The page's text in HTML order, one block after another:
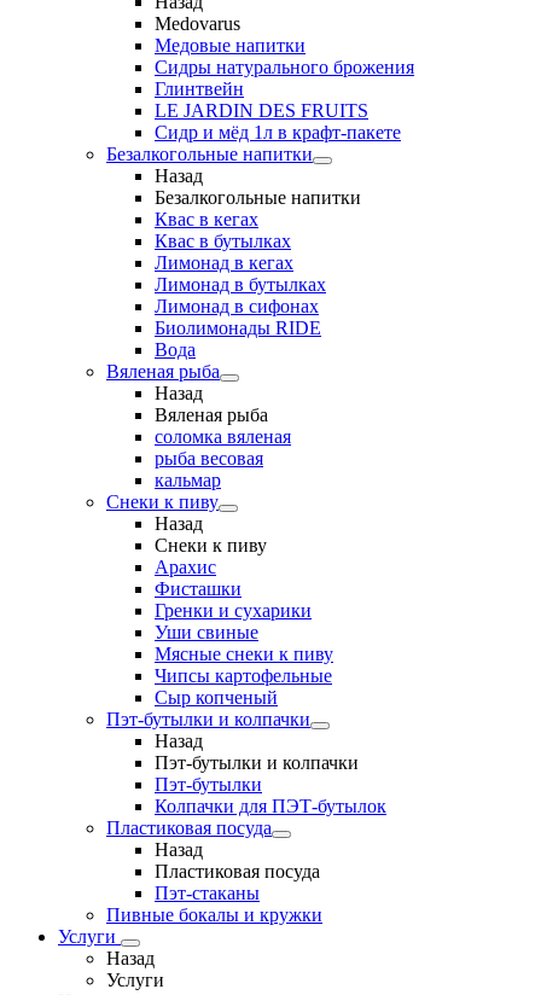
Medovarus
Медовые напитки
Сидры натурального брожения
Глинтвейн
LE JARDIN DES FRUITS
Сидр и мёд 1л в крафт-пакете
Безалкогольные напитки
Назад
Безалкогольные напитки
Квас в кегах
Квас в бутылках
Лимонад в кегах
Лимонад в бутылках
Лимонад в сифонах
Биолимонады RIDE
Вода
Вяленая рыба
Назад
Вяленая рыба
соломка вяленая
рыба весовая
кальмар
Снеки к пиву
Назад
Снеки к пиву
Арахис
Фисташки
Гренки и сухарики
Уши свиные
Мясные снеки к пиву
Чипсы картофельные
Сыр копченый
Пэт-бутылки и колпачки
Назад
Пэт-бутылки и колпачки
Пэт-бутылки
Колпачки для ПЭТ-бутылок
Пластиковая посуда
Назад
Пластиковая посуда
Пэт-стаканы
Пивные бокалы и кружки
Услуги
Назад
Услуги